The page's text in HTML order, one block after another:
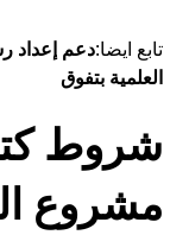
تابع ايضا:دعم إعداد
العلمية بتفوق
شروط
مشروع